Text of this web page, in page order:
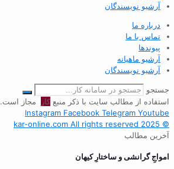
آرشیو نویسندگان
درباره ما
تماس با ما
پیوندها
آرشیو ماهیانه
آرشیو نویسندگان
جستجو
استفاده از مطالب سایت با ذکر منبعکار
مجاز است.
Instagram Facebook Telegram Youtube
© 2025 kar-online.com All rights reserved
آخرین مطالب
‌امواجِ گرانشی و ساختارِ کیهان